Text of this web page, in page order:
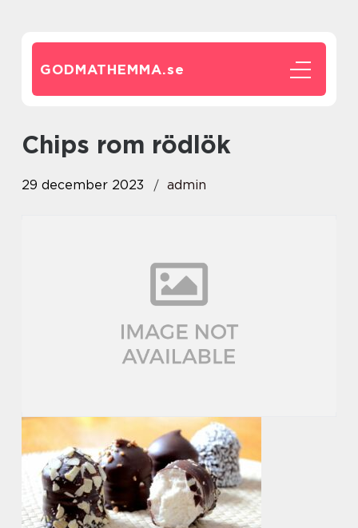
GODMATHEMMA.se
chips rom rödlök
29 december 2023 admin